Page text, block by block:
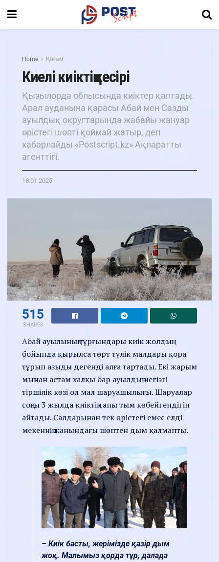
Home Қоғам
Киелі киіктің кесірі
Қызылорда облысында киіктер қаптады.
Арал ауданына қарасы Абай мен Сазды
ауылдық округтарында жабайы жануар
өрістегі шөпті қоймай жатыр, деп
хабарлайды «Postscript.kz» Ақпаратты
агенттігі.
18.01.2025
515
SHARES
Абай ауылының тұрғындары киік жолдың
бойында қырылса төрт түлік малдары қора
тұрып азыды дегенді алға тартады. Екі жарым
мыңнан астам халқы бар ауылдың негізгі
тіршілік көзі ол мал шаруашылығы. Шаруалар
соңғы 3 жылда киіктің саны тым көбейгендігін
айтады. Салдарынан тек өрістегі емес елді
мекеннің жанындағы шөптен дым қалмапты.
– Киік басты, жерімізде қазір дым
жоқ. Малымыз қорда тұр, далада